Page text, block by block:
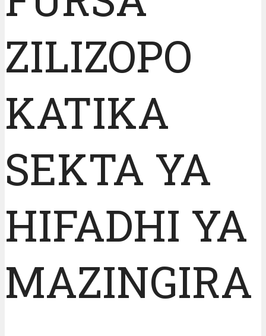
ZILIZOPO
KATIKA
SEKTA YA
HIFADHI YA
MAZINGIRA